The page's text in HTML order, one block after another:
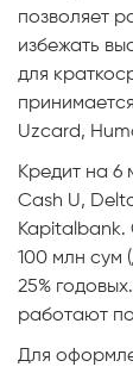
Кредит
Кредит
Кредит
Кредит
Полезные
Кредитный
позволяет
избежать
для
Uzcard,
Кредит на 6
Cash U,
Kapitalbank.
100 млн сум
25%
работают
Для